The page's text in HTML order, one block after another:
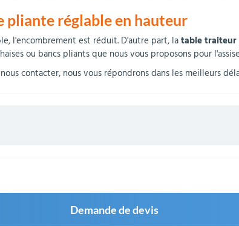
Demande de devis
pliante réglable en hauteur
l'encombrement est réduit. D'autre part, latable
ou bancs pliants que nous vous proposons pour
contacter, nous vous répondrons dans les meilleurs